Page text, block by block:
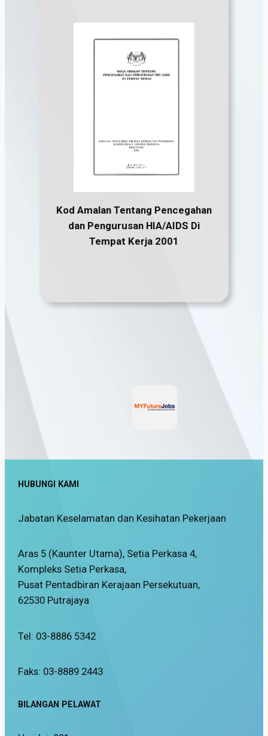
Kod Amalan Tentang Pencegahan
dan Pengurusan HIA/AIDS Di
Tempat Kerja 2001
HUBUNGI KAMI
Jabatan Keselamatan dan Kesihatan Pekerjaan
Aras 5 (Kaunter Utama), Setia Perkasa 4,
Kompleks Setia Perkasa,
Pusat Pentadbiran Kerajaan Persekutuan,
62530 Putrajaya
Tel: 03-8886 5342
Faks: 03-8889 2443
BILANGAN PELAWAT